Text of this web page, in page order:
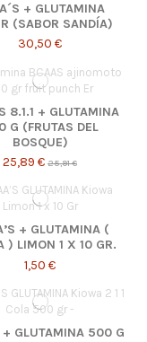
+ GLUTAMINA
(SABOR SANDÍA)
30,50 €
8.1.1 + GLUTAMINA
G (FRUTAS DEL
BOSQUE)
25,89 € 25,91 €
+ GLUTAMINA (
) LIMON 1 X 10 GR.
1,50 €
+ GLUTAMINA 500 G